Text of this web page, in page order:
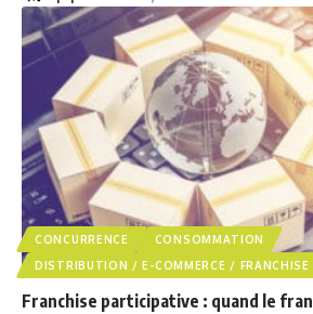
CONCURRENCE
CONSOMMATION
DISTRIBUTION / E-COMMERCE / FRANCHISE
Franchise participative : quand le